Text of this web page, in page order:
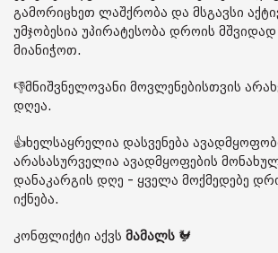
გამორიცხეთ ლაშქრობა და მსგავსი
უმჯობესია უპირატესობა დროის
მიანიჭოთ.
👎მნიშვნელოვანი მოვლენებისთვის
დღეა.
👍ხელსაყრელია დასვენება
არასასურველია ავადმყოფების
დანაკარგის დღე - ყველა მოქმედებე
იქნება.
კონფლიქტი აქვს მამალს 🐓